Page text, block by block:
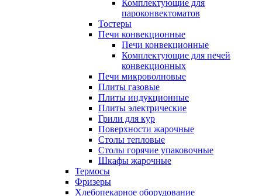
Комплектующие для
пароконвектоматов
Тостеры
Печи конвекционные
Печи конвекционные
Комплектующие для печей
конвекционных
Печи микроволновые
Плиты газовые
Плиты индукционные
Плиты электрические
Грили для кур
Поверхности жарочные
Столы тепловые
Столы горячие упаковочные
Шкафы жарочные
Термосы
Фризеры
Хлебопекарное оборудование